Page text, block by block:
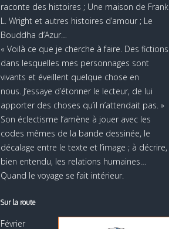
raconte des histoires ; Une maison de Frank
L. Wright et autres histoires d’amour ; Le
Bouddha d’Azur…
« Voilà ce que je cherche à faire. Des fictions
dans lesquelles mes personnages sont
vivants et éveillent quelque chose en
nous. J’essaye d’étonner le lecteur, de lui
apporter des choses qu’il n’attendait pas. »
Son éclectisme l’amène à jouer avec les
codes mêmes de la bande dessinée, le
décalage entre le texte et l’image ; à décrire,
bien entendu, les relations humaines…
Quand le voyage se fait intérieur.
Sur la route
Février